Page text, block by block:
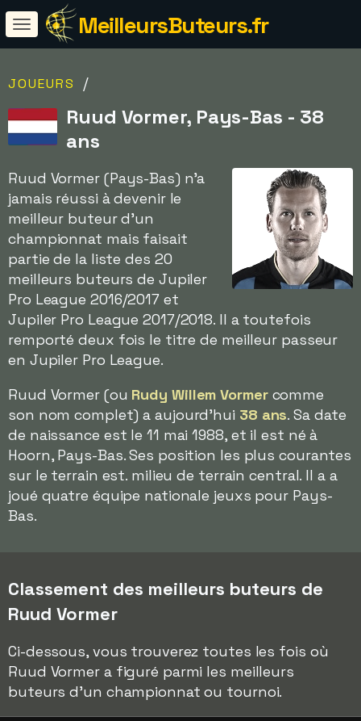
MeilleursButeurs.fr
JOUEURS /
Ruud Vormer, Pays-Bas - 38
ans
Ruud Vormer (Pays-Bas) n'a
jamais réussi à devenir le
meilleur buteur d'un
championnat mais faisait
partie de la liste des 20
meilleurs buteurs de Jupiler
Pro League 2016/2017 et
Jupiler Pro League 2017/2018. Il a toutefois
remporté deux fois le titre de meilleur passeur
en Jupiler Pro League.
Ruud Vormer (ou Rudy Willem Vormercomme
son nom complet) a aujourd'hui 38 ans. Sa date
de naissance est le 11 mai 1988, et il est né à
Hoorn, Pays-Bas. Ses position les plus courantes
sur le terrain est. milieu de terrain central. Il a a
joué quatre équipe nationale jeuxs pour Pays-
Bas.
Classement des meilleurs buteurs de
Ruud Vormer
Ci-dessous, vous trouverez toutes les fois où
Ruud Vormer a figuré parmi les meilleurs
buteurs d'un championnat ou tournoi.